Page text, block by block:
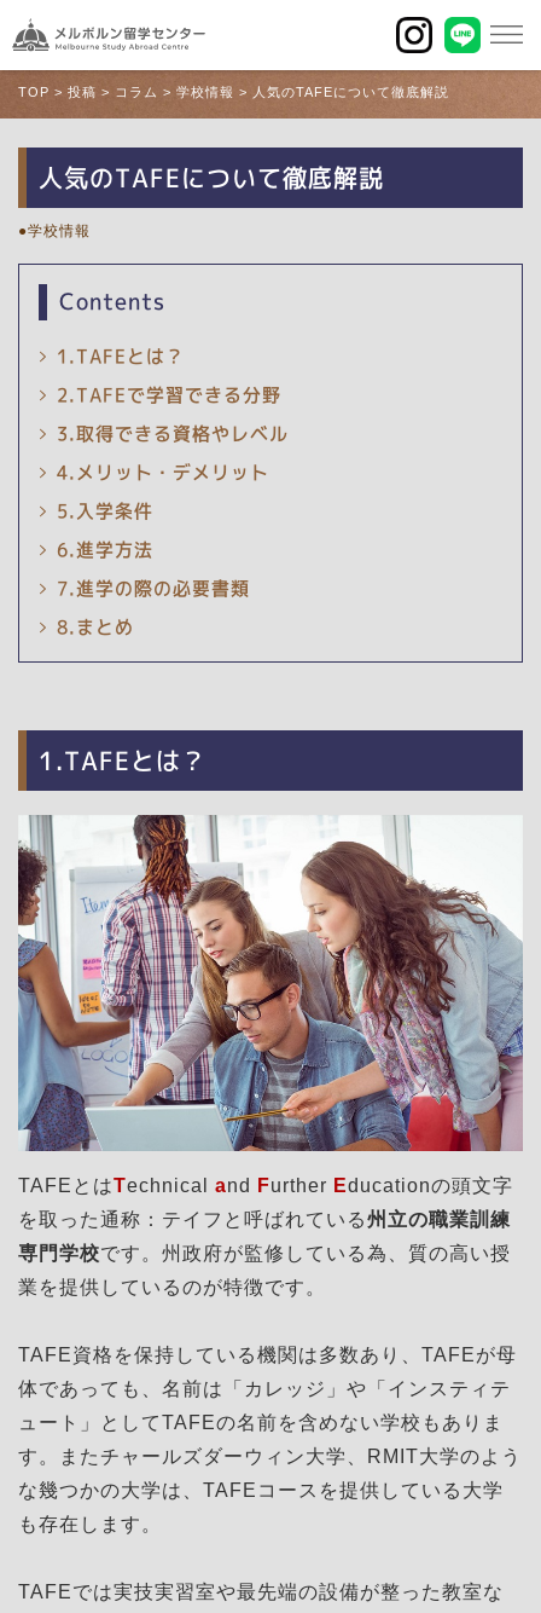
TOP > 投稿 > コラム > 学校情報 > 人気のTAFEについて徹底解説
人気のTAFEについて徹底解説
学校情報
Contents
1.TAFEとは？
2.TAFEで学習できる分野
3.取得できる資格やレベル
4.メリット・デメリット
5.入学条件
6.進学方法
7.進学の際の必要書類
8.まとめ
1.TAFEとは？
TAFEとはTechnical and Further Educationの頭文字
を取った通称：テイフと呼ばれている州立の職業訓練
専門学校です。州政府が監修している為、質の高い授
業を提供しているのが特徴です。
TAFE資格を保持している機関は多数あり、TAFEが母
体であっても、名前は「カレッジ」や「インスティテ
ュート」としてTAFEの名前を含めない学校もありま
す。またチャールズダーウィン大学、RMIT大学のよう
な幾つかの大学は、TAFEコースを提供している大学
も存在します。
TAFEでは実技実習室や最先端の設備が整った教室な